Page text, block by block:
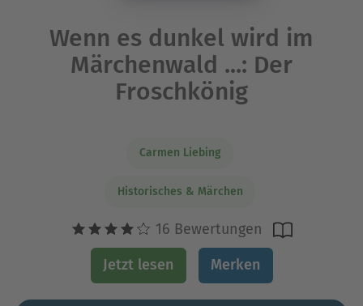
Wenn es dunkel wird im
Märchenwald ...: Der
Froschkönig
Carmen Liebing
Historisches & Märchen
16 Bewertungen
Jetzt lesen Merken